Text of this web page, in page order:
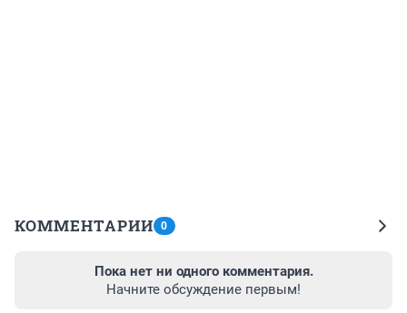
КОММЕНТАРИИ 0
Пока нет ни одного комментария.
Начните обсуждение первым!